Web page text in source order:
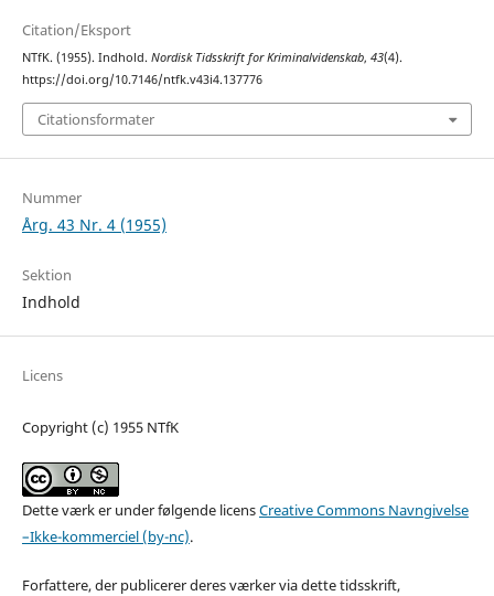
Citation/Eksport
NTfK. (1955). Indhold. Nordisk Tidsskrift for Kriminalvidenskab, 43(4).
https://doi.org/10.7146/ntfk.v43i4.137776
Citationsformater
Nummer
Årg. 43 Nr. 4 (1955)
Sektion
Indhold
Licens
Copyright (c) 1955 NTfK
Dette værk er under følgende licensCreative Commons Navngivelse
–Ikke-kommerciel (by-nc).
Forfattere, der publicerer deres værker via dette tidsskrift,